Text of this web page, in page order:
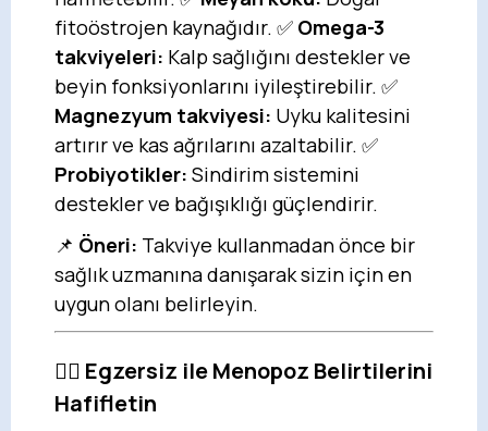
fitoöstrojen kaynağıdır. ✅ Omega-3
takviyeleri: Kalp sağlığını destekler ve
beyin fonksiyonlarını iyileştirebilir. ✅
Magnezyum takviyesi: Uyku kalitesini
artırır ve kas ağrılarını azaltabilir. ✅
Probiyotikler: Sindirim sistemini
destekler ve bağışıklığı güçlendirir.
📌 Öneri: Takviye kullanmadan önce bir
sağlık uzmanına danışarak sizin için en
uygun olanı belirleyin.
🏃‍♀️ Egzersiz ile Menopoz Belirtilerini
Hafifletin